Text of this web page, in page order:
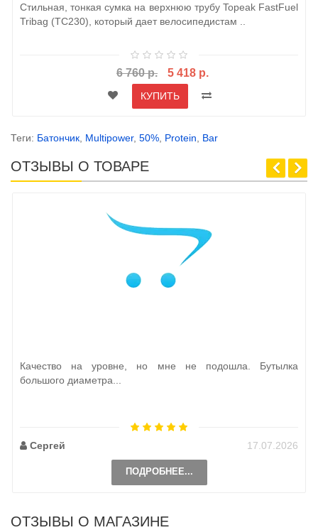
Стильная, тонкая сумка на верхнюю трубу Topeak FastFuel
Tribag (TC230), который дает велосипедистам ..
6 760 р. 5 418 р.
КУПИТЬ
Теги: Батончик Multipower, 50% Protein Bar
ОТЗЫВЫ О ТОВАРЕ
Качество на уровне, но мне не подошла. Бутылка
большого диаметра...
Сергей 17.07.2026
ПОДРОБНЕЕ...
ОТЗЫВЫ О МАГАЗИНЕ